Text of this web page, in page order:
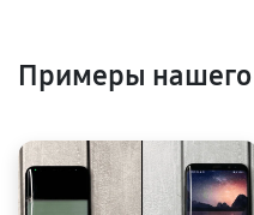
Примеры